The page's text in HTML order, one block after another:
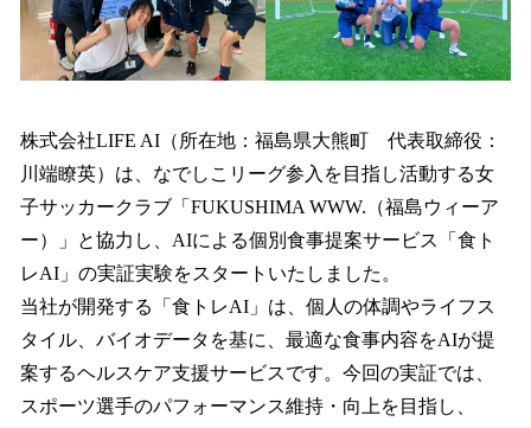
み
込
中
す
株式会社LIFE AI（所在地：福島県大熊町 代表取締役：
川端瞭英）は、なでしこリーグ参入を目指し活動する女
子サッカークラブ「FUKUSHIMA WWW.（福島ウィーア
ー）」と協力し、AIによる個別食事提案サービス「食ト
レAI」の実証実験をスタートいたしました。
当社が開発する「食トレAI」は、個人の体調やライフス
タイル、バイオデータを基に、最適な食事内容をAIが提
案するヘルスケア支援サービスです。今回の実証では、
スポーツ選手のパフォーマンス維持・向上を目指し、